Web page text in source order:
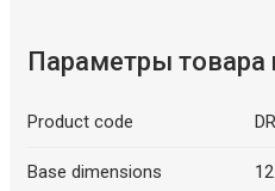
Параметры товара
Product code
Base dimensions